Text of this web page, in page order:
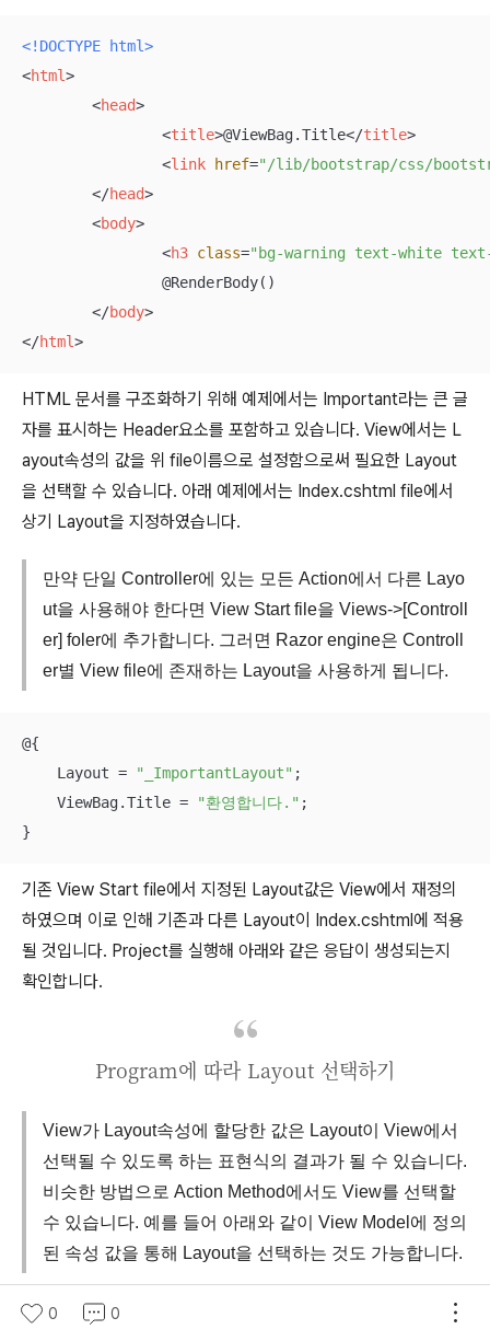
<!DOCTYPE html>
<html>
<head>
<title>@ViewBag.Title</title>
<link href="/lib/bootstrap/css/
</head>
<body>
<h3 class="bg-warning text-white
</body>
</html>
HTML 문서를 구조화하기 위해 예제에서는 Important라는 큰 글
자를 표시하는 Header요소를 포함하고 있습니다. View에서는 L
ayout속성의 값을 위 file이름으로 설정함으로써 필요한 Layout
을 선택할 수 있습니다. 아래 예제에서는 Index.cshtml file에서
상기 Layout을 지정하였습니다.
만약 단일 Controller에 있는 모든 Action에서 다른 Layo
ut을 사용해야 한다면 View Start file을 Views->[Controll
er] foler에 추가합니다. 그러면 Razor engine은 Controll
er별 View file에 존재하는 Layout을 사용하게 됩니다.
@{
    Layout =
"_ImportantLayout" ;
    ViewBag.Title =
"환영합니다." ;
}
기존 View Start file에서 지정된 Layout값은 View에서 재정의
하였으며 이로 인해 기존과 다른 Layout이 Index.cshtml에 적용
될 것입니다. Project를 실행해 아래와 같은 응답이 생성되는지
확인합니다.
Program에 따라 Layout 선택하기
View가 Layout속성에 할당한 값은 Layout이 View에서
선택될 수 있도록 하는 표현식의 결과가 될 수 있습니다.
비슷한 방법으로 Action Method에서도 View를 선택할
수 있습니다. 예를 들어 아래와 같이 View Model에 정의
된 속성 값을 통해 Layout을 선택하는 것도 가능합니다.
Layout = Model.UnitPrice > "_ImportantLayout"
0 0